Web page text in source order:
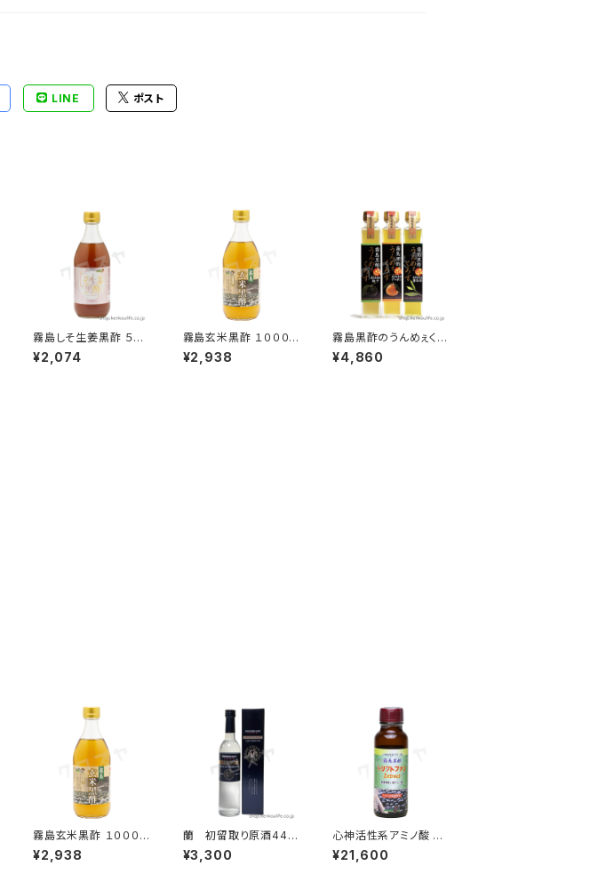
LINE ポスト
霧島しそ生姜黒酢 ５００
ml｜しそと生姜でホット
にしても美味しい｜霧
¥2,074
霧島玄米黒酢 １０００m
l｜九州産玄米100%の
壺醸造｜霧島黒酢
¥2,938
霧島黒酢のうんめぇくろ
ず ギフトセット ２００ml
×３本｜柚子・デコポン・
¥4,860
霧島玄米黒酢 １０００m
l｜九州産玄米100%の
壺醸造｜霧島黒酢
¥2,938
蘭 初留取り原酒44
度 500ml ｜全芋焼
酎｜黄金酒造
¥3,300
心神活性系アミノ酸 ト
リプトファンエキス ５０
ml｜黒大豆発酵トリプ
¥21,600